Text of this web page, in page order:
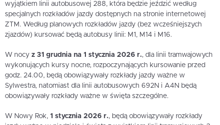
wyjątkiem linii autobusowej 288, która będzie jeździć według
specjalnych rozkładów jazdy dostępnych na stronie internetowej
ZTM. Według planowych rozkładów jazdy (bez wcześniejszych
zjazdów) kursować będą autobusy linii: M1, M14 i M16.
W nocy z 31 grudnia na 1 stycznia 2026 r., dla linii tramwajowych
wykonujących kursy nocne, rozpoczynających kursowanie przed
godz. 24.00, będą obowiązywały rozkłady jazdy ważne w
Sylwestra, natomiast dla linii autobusowych 692N i A4N będą
obowiązywały rozkłady ważne w święta szczególne.
W Nowy Rok, 1 stycznia 2026 r., będą obowiązywały rozkłady